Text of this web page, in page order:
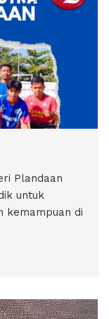
Plandaan
untuk
kemampuan di